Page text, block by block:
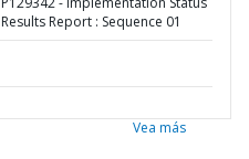
Results Report : Sequence 01
Vea más